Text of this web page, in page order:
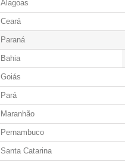
Alagoas
Ceará
Paraná
Bahia
Goiás
Pará
Maranhão
Pernambuco
Santa Catarina